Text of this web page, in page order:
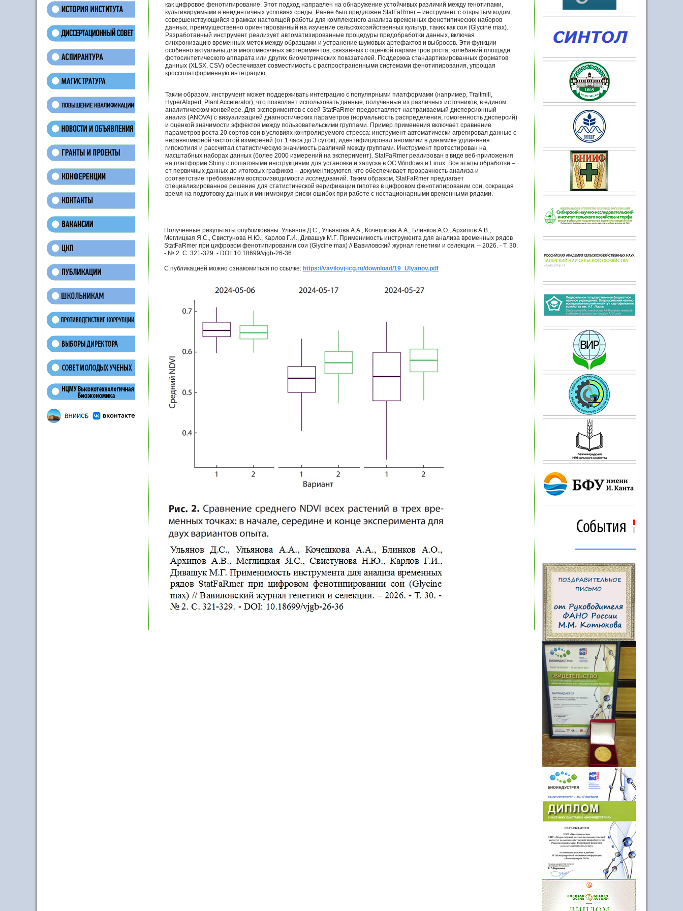
как цифровое фенотипирование. Этот подход направлен на обнаружение устойчивых различий между генотипами,
культивируемыми в неидентичных условиях среды. Ранее был предложен StatFaRmer – инструмент с открытым кодом,
совершенствующийся в рамках настоящей работы для комплексного анализа временных фенотипических наборов
данных, преимущественно ориентированный на изучение сельскохозяйственных культур, таких как соя (Glycine max).
Разработанный инструмент реализует автоматизированные процедуры предобработки данных, включая
синхронизацию временных меток между образцами и устранение шумовых артефактов и выбросов. Эти функции
особенно актуальны для многомесячных экспериментов, связанных с оценкой параметров роста, колебаний площади
фотосинтетического аппарата или других биометрических показателей. Поддержка стандартизированных форматов
данных (XLSX, CSV) обеспечивает совместимость с распространенными системами фенотипирования, упрощая
кроссплатформенную интеграцию.
Таким образом, инструмент может поддерживать интеграцию с популярными платформами (например, Traitmill,
HyperAIxpert, Plant Accelerator), что позволяет использовать данные, полученные из различных источников, в едином
аналитическом конвейере. Для экспериментов с соей StatFaRmer предоставляет настраиваемый дисперсионный
анализ (ANOVA) с визуализацией диагностических параметров (нормальность распределения, гомогенность дисперсий)
и оценкой значимости эффектов между пользовательскими группами. Пример применения включает сравнение
параметров роста 20 сортов сои в условиях контролируемого стресса: инструмент автоматически агрегировал данные с
неравномерной частотой измерений (от 1 часа до 3 суток), идентифицировал аномалии в динамике удлинения
гипокотиля и рассчитал статистическую значимость различий между группами. Инструмент протестирован на
масштабных наборах данных (более 2000 измерений на эксперимент). StatFaRmer реализован в виде веб-приложения
на платформе Shiny с пошаговыми инструкциями для установки и запуска в ОС Windows и Linux. Все этапы обработки –
от первичных данных до итоговых графиков – документируются, что обеспечивает прозрачность анализа и
соответствие требованиям воспроизводимости исследований. Таким образом, StatFaRmer предлагает
специализированное решение для статистической верификации гипотез в цифровом фенотипировании сои, сокращая
время на подготовку данных и минимизируя риски ошибок при работе с нестационарными временными рядами.
Полученные результаты опубликованы: Ульянов Д.С., Ульянова А.А., Кочешкова А.А., Блинков А.О., Архипов А.В.,
Меглицкая Я.С., Свистунова Н.Ю., Карлов Г.И., Дивашук М.Г. Применимость инструмента для анализа временных рядов
StatFaRmer при цифровом фенотипировании сои (Glycine max) // Вавиловский журнал генетики и селекции. – 2026. - Т. 30.
- № 2. С. 321-329. - DOI: 10.18699/vjgb-26-36
С публикацией можно ознакомиться по ссылке: https://vavilovj-icg.ru/download/19_Ulyanov.pdf